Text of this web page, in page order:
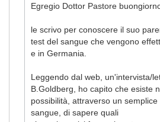
Egregio Dottor Pastore
le scrivo per conoscere il suo
test del sangue che vengono
e in Germania.
Leggendo dal web, un'intervista/
B.Goldberg, ho capito che esiste
possibilità, attraverso un
sangue, di sapere quali